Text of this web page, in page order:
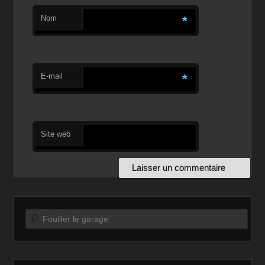
Nom *
E-mail *
Site web
Recherche